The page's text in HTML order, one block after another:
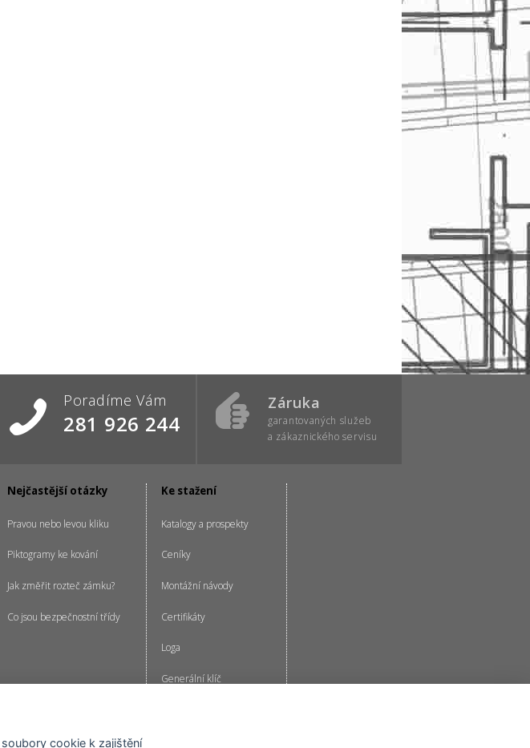
Poradíme Vám
281 926 244
Záruka
garantovaných služeb
a zákaznického servisu
Nejčastější otázky
Pravou nebo levou kliku
Piktogramy ke kování
Jak změřit rozteč zámku?
Co jsou bezpečnostní třídy
Ke stažení
Katalogy a prospekty
Ceníky
Montážní návody
Certifikáty
Loga
Generální klíč
cookie k zajištění